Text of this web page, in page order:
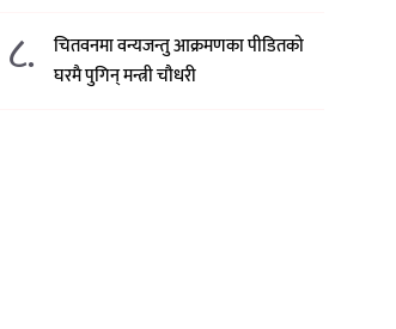
८.
चितवनमा वन्यजन्तु आक्रमणका पीडितको
घरमै पुगिन् मन्त्री चौधरी